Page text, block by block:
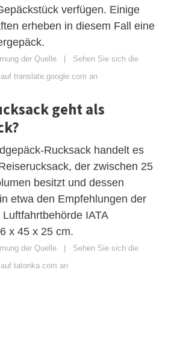
verfügen. Einige
erheben in diesem Fall eine
der Quelle | Sehen Sie sich die
translate.google.com an
geht als
Rucksack handelt es
der zwischen 25
besitzt und dessen
etwa den Empfehlungen der
IATA
x 45 x 25 cm.
der Quelle | Sehen Sie sich die
tatonka.com an